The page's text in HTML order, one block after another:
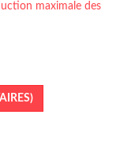
maximale des